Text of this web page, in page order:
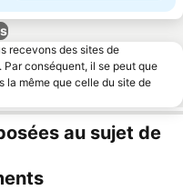
recevons des sites de
conséquent, il se peut que
la même que celle du site de
au sujet de